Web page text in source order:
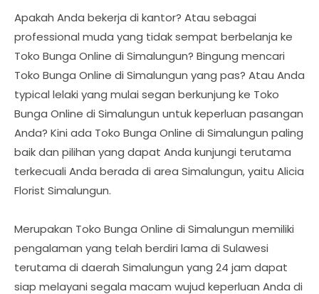
Apakah Anda bekerja di kantor? Atau sebagai
professional muda yang tidak sempat berbelanja ke
Toko Bunga Online di Simalungun? Bingung mencari
Toko Bunga Online di Simalungun yang pas? Atau Anda
typical lelaki yang mulai segan berkunjung ke Toko
Bunga Online di Simalungun untuk keperluan pasangan
Anda? Kini ada Toko Bunga Online di Simalungun paling
baik dan pilihan yang dapat Anda kunjungi terutama
terkecuali Anda berada di area Simalungun, yaitu Alicia
Florist Simalungun.
Merupakan Toko Bunga Online di Simalungun memiliki
pengalaman yang telah berdiri lama di Sulawesi
terutama di daerah Simalungun yang 24 jam dapat
siap melayani segala macam wujud keperluan Anda di